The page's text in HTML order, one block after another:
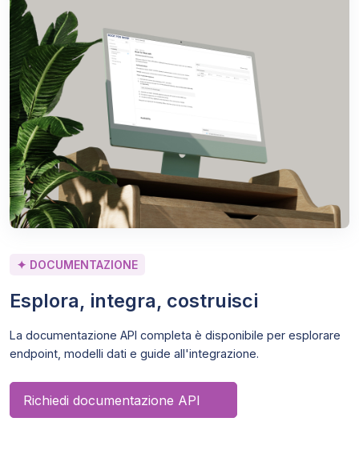
✦ DOCUMENTAZIONE
Esplora, integra, costruisci
La documentazione API completa è disponibile per esplorare
endpoint, modelli dati e guide all'integrazione.
Richiedi documentazione API